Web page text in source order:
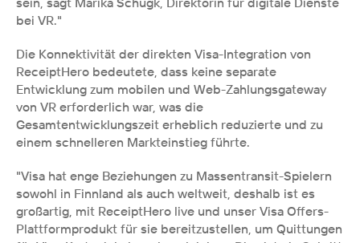
bei VR."
Die Konnektivität der direkten Visa-Integration von
ReceiptHero bedeutete, dass keine separate
Entwicklung zum mobilen und Web-Zahlungsgateway
von VR erforderlich war, was die
Gesamtentwicklungszeit erheblich reduzierte und zu
einem schnelleren Markteinstieg führte.
"Visa hat enge Beziehungen zu Massentransit-Spielern
sowohl in Finnland als auch weltweit, deshalb ist es
großartig, mit ReceiptHero live und unser Visa Offers-
Plattformprodukt für sie bereitzustellen, um Quittungen